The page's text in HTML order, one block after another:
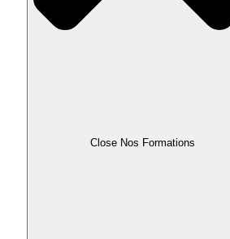
Close Nos Formations